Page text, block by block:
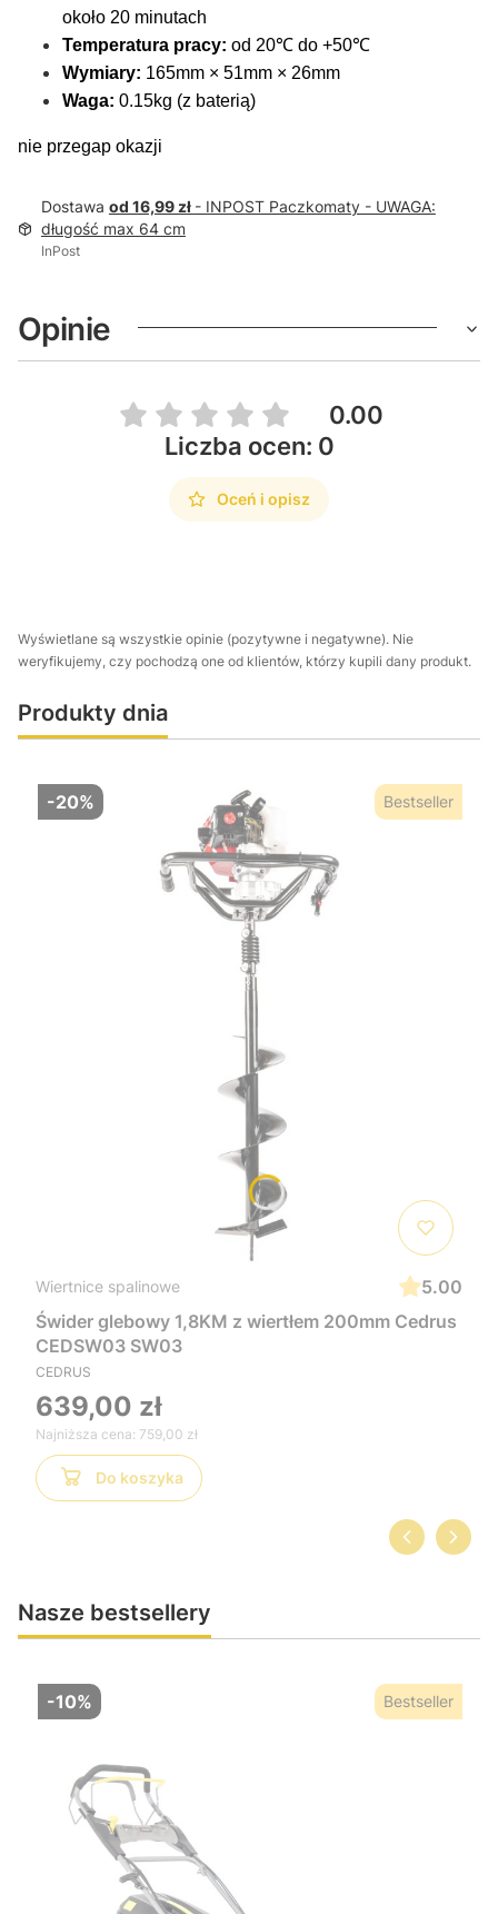
około 20 minutach
Temperatura pracy: od 20℃ do +50℃
Wymiary: 165mm × 51mm × 26mm
Waga: 0.15kg (z baterią)
nie przegap okazji
Dostawa od 16,99 zł - INPOST Paczkomaty - UWAGA:
długość max 64 cm
InPost
Opinie
0.00
Liczba ocen: 0
Oceń i opisz
Wyświetlane są wszystkie opinie (pozytywne i negatywne). Nie
weryfikujemy, czy pochodzą one od klientów, którzy kupili dany produkt.
Produkty dnia
-20% Bestseller
Wiertnice spalinowe
5.00
Świder glebowy 1,8KM z wiertłem 200mm Cedrus
CEDSW03 SW03
CEDRUS
639,00 zł
Najniższa cena: 759,00 zł
Do koszyka
Nasze bestsellery
-10% Bestseller